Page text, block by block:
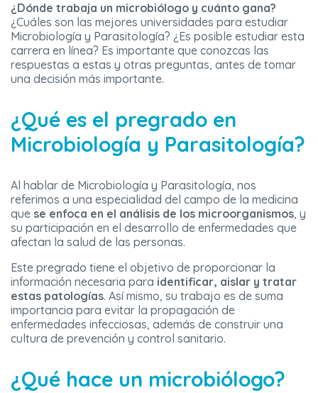
¿Dónde trabaja un microbiólogo y cuánto gana?
¿Cuáles son las mejores universidades para estudiar
Microbiología y Parasitología? ¿Es posible estudiar esta
carrera en línea? Es importante que conozcas las
respuestas a estas y otras preguntas, antes de tomar
una decisión más importante.
¿Qué es el pregrado en
Microbiología y Parasitología?
Al hablar de Microbiología y Parasitología, nos
referimos a una especialidad del campo de la medicina
que se enfoca en el análisis de los microorganismos, y
su participación en el desarrollo de enfermedades que
afectan la salud de las personas.
Este pregrado tiene el objetivo de proporcionar la
información necesaria para identificar, aislar y tratar
estas patologías. Así mismo, su trabajo es de suma
importancia para evitar la propagación de
enfermedades infecciosas, además de construir una
cultura de prevención y control sanitario.
¿Qué hace un microbiólogo?